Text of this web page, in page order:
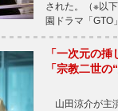
された。（※以
園ドラマ「
「一次元の
「宗教二世
山田涼介が主